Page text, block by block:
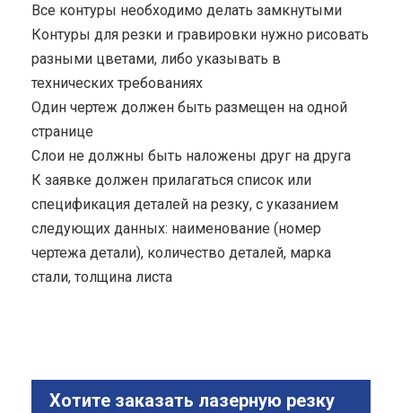
Все контуры необходимо делать замкнутыми
Контуры для резки и гравировки нужно рисовать
разными цветами, либо указывать в
технических требованиях
Один чертеж должен быть размещен на одной
странице
Cлои не должны быть наложены друг на друга
К заявке должен прилагаться список или
спецификация деталей на резку, с указанием
следующих данных: наименование (номер
чертежа детали), количество деталей, марка
стали, толщина листа
Хотите заказать лазерную резку